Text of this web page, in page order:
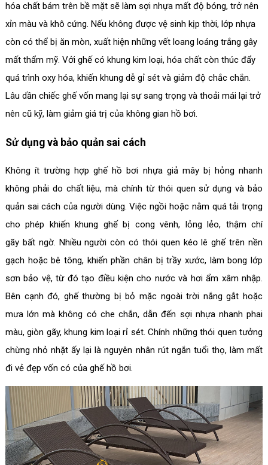
hóa chất bám trên bề mặt sẽ làm sợi nhựa mất độ bóng, trở nên
xỉn màu và khô cứng. Nếu không được vệ sinh kịp thời, lớp nhựa
còn có thể bị ăn mòn, xuất hiện những vết loang loáng trắng gây
mất thẩm mỹ. Với ghế có khung kim loại, hóa chất còn thúc đẩy
quá trình oxy hóa, khiến khung dễ gỉ sét và giảm độ chắc chắn.
Lâu dần chiếc ghế vốn mang lại sự sang trọng và thoải mái lại trở
nên cũ kỹ, làm giảm giá trị của không gian hồ bơi.
Sử dụng và bảo quản sai cách
Không ít trường hợp ghế hồ bơi nhựa giả mây bị hỏng nhanh
không phải do chất liệu, mà chính từ thói quen sử dụng và bảo
quản sai cách của người dùng. Việc ngồi hoặc nằm quá tải trọng
cho phép khiến khung ghế bị cong vênh, lỏng lẻo, thậm chí
gãy bất ngờ. Nhiều người còn có thói quen kéo lê ghế trên nền
gạch hoặc bê tông, khiến phần chân bị trầy xước, làm bong lớp
sơn bảo vệ, từ đó tạo điều kiện cho nước và hơi ẩm xâm nhập.
Bên cạnh đó, ghế thường bị bỏ mặc ngoài trời nắng gắt hoặc
mưa lớn mà không có che chắn, dẫn đến sợi nhựa nhanh phai
màu, giòn gãy, khung kim loại rỉ sét. Chính những thói quen tưởng
chừng nhỏ nhặt ấy lại là nguyên nhân rút ngắn tuổi thọ, làm mất
đi vẻ đẹp vốn có của ghế hồ bơi.